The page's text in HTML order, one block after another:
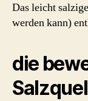
Das leicht
werden kann)
die